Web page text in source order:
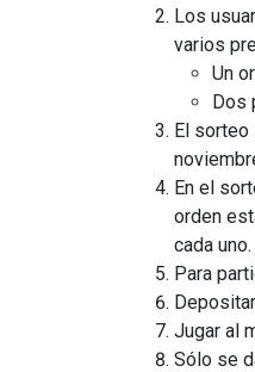
Los
varios
Un
Dos
El sorteo
En el
orden
cada uno.
Para
Jugar al
Sólo se